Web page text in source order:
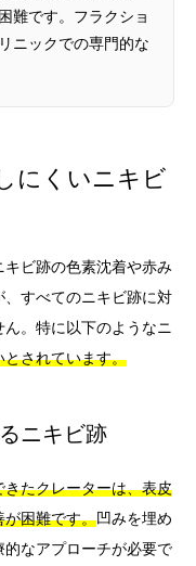
難です。フラクショ
ニックでの専門的な
にくいニキビ
ビ跡の色素沈着や赤み
すべてのニキビ跡に対
。特に以下のようなニ
とされています。
ニキビ跡
たクレーターは、表皮
が困難です。凹みを埋め
なアプローチが必要で